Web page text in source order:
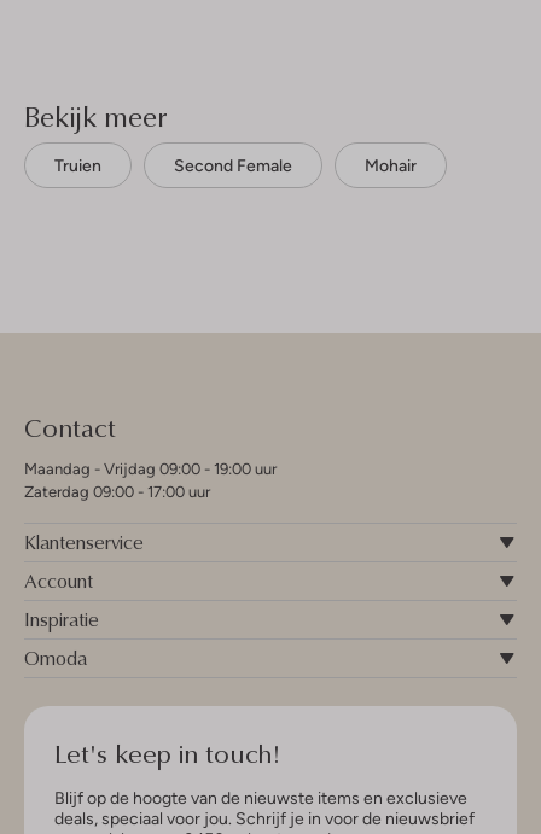
Bekijk meer
Truien Second Female Mohair
Contact
Maandag - Vrijdag 09:00 - 19:00 uur
Zaterdag 09:00 - 17:00 uur
Klantenservice
Account
Inspiratie
Omoda
Let's keep in touch!
Blijf op de hoogte van de nieuwste items en exclusieve
deals, speciaal voor jou. Schrijf je in voor de nieuwsbrief